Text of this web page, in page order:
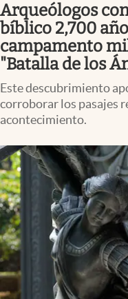
Pc y celular
Vida y estilo
Clima
Mediakit
abre en nueva pestaña
México
Arqueólogos
bíblico 2,700
campamento
"Batalla de los
Este descubrimiento
corroborar los pasajes
acontecimiento.